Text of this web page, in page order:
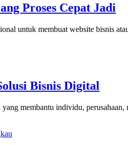
Proses Cepat Jadi
untuk membuat website bisnis
Bisnis Digital
membantu individu,